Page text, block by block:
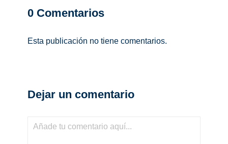
0 Comentarios
Esta publicación no tiene comentarios.
Dejar un comentario